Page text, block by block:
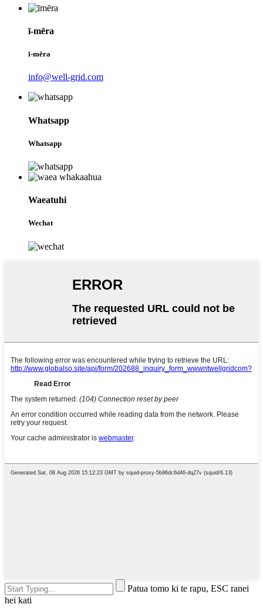
ī-mēra
ī-mēra
info@well-grid.com
Whatsapp
Whatsapp
Waeatuhi
Wechat
Patua tomo ki te rapu, ESC ranei
hei kati